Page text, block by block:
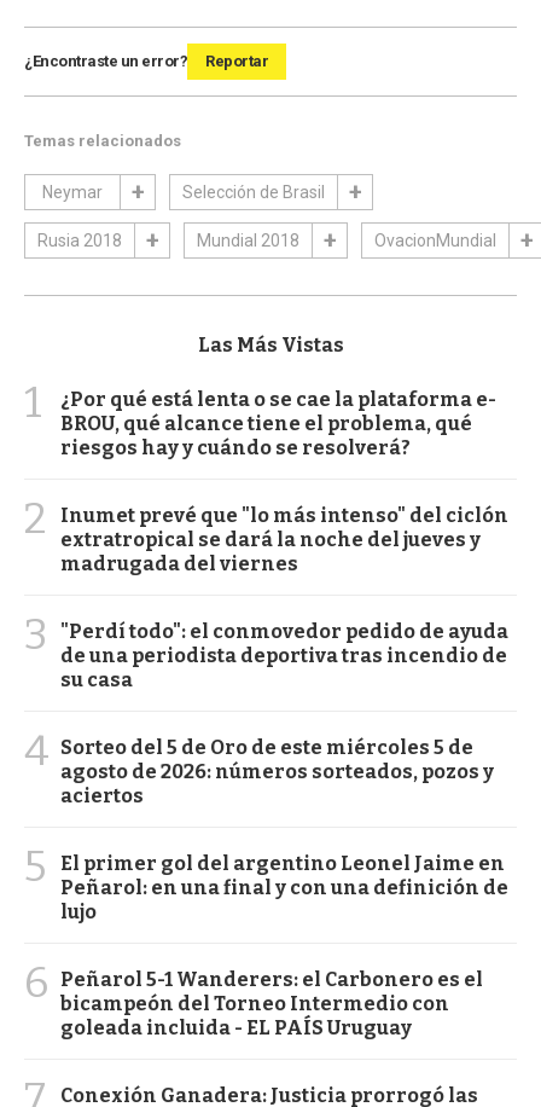
¿Encontraste un error? Reportar
Temas relacionados
Neymar Selección de Brasil
Rusia 2018 Mundial 2018 OvacionMundial
Las Más Vistas
1
¿Por qué está lenta o se cae la plataforma e-
BROU, qué alcance tiene el problema, qué
riesgos hay y cuándo se resolverá?
2
Inumet prevé que "lo más intenso" del ciclón
extratropical se dará la noche del jueves y
madrugada del viernes
3
"Perdí todo": el conmovedor pedido de ayuda
de una periodista deportiva tras incendio de
su casa
4 Sorteo del 5 de Oro de este miércoles 5 de
agosto de 2026: números sorteados, pozos y
aciertos
5
El primer gol del argentino Leonel Jaime en
Peñarol: en una final y con una definición de
lujo
6
Peñarol 5-1 Wanderers: el Carbonero es el
bicampeón del Torneo Intermedio con
goleada incluida - EL PAÍS Uruguay
Conexión Ganadera: Justicia prorrogó las